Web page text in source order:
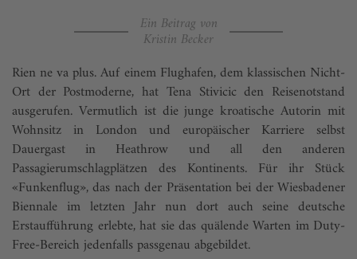
Ein Beitrag von
Kristin Becker
Rien ne va plus. Auf einem Flughafen, dem klassischen Nicht-
Ort der Postmoderne, hat Tena Stivicic den Reisenotstand
ausgerufen. Vermutlich ist die junge kroatische Autorin mit
Wohnsitz in London und europäischer Karriere selbst
Dauergast in Heathrow und all den anderen
Passagierumschlagplätzen des Kontinents. Für ihr Stück
«Funkenflug», das nach der Präsentation bei der Wiesbadener
Biennale im letzten Jahr nun dort auch seine deutsche
Erstaufführung erlebte, hat sie das quälende Warten im Duty-
Free-Bereich jedenfalls passgenau abgebildet.